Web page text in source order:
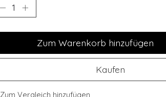
Zum Warenkorb hinzufügen
Kaufen
Zum Vergleich hinzufügen